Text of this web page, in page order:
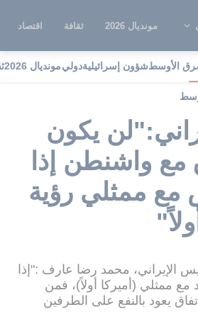
مونديال 2026 ثقافة اقتصاد
الأوسطشؤون إسرائيليةدوليمونديال 2026
يكون
مع واشنطن إذا
مع ممثلي رؤية
الإيراني، محمد رضا عارف :"إذا
مع ممثلي (أميركا أولاً)، فمن
يعود بالنفع على الطرفين